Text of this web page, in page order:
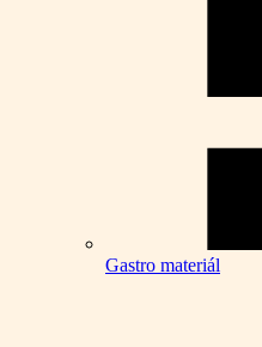
Gastro materiál